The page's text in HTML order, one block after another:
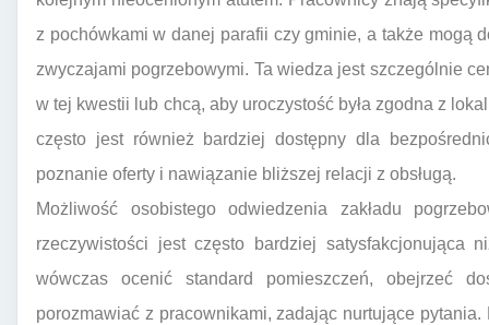
z pochówkami w danej parafii czy gminie, a także mogą
zwyczajami pogrzebowymi. Ta wiedza jest szczególnie
w tej kwestii lub chcą, aby uroczystość była zgodna z
często jest również bardziej dostępny dla
poznanie oferty i nawiązanie bliższej relacji z obsługą.
Możliwość osobistego odwiedzenia zakładu
rzeczywistości jest często bardziej satysfakcjonująca
wówczas ocenić standard pomieszczeń, obejrzeć
porozmawiać z pracownikami, zadając nurtujące